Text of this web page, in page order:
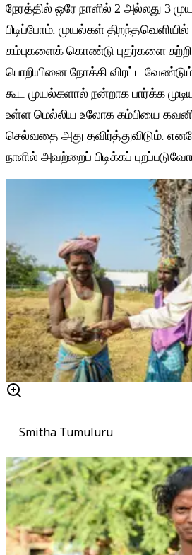
நேரத்தில் ஒரே நாளில் 2 அல்லது 3
பிடிப்போம். முயல்கள்
கம்புகளைக் கொண்டு புதர்களை
பொறியினை நோக்கி விரட்ட
கூட முயல்களால் நன்றாக பார்க்க
உள்ள மெல்லிய உலோக கம்பியை
செல்வதை அது தவிர்த்துவிடும்.
நாளில் அவற்றைப் பிடிக்கப்
Smitha Tumuluru